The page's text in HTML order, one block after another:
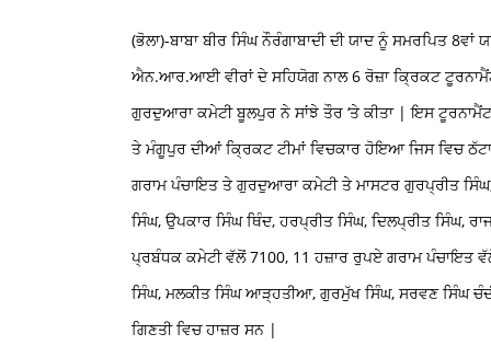
(ਭੋਲਾ)-ਬਾਬਾ ਬੀਰ ਸਿੰਘ ਨੌਰੰਗਾਬਾਦੀ ਦੀ ਯਾਦ ਨੂੰ ਸਮਰਪਿਤ
ਐਨ.ਆਰ.ਆਈ ਵੀਰਾਂ ਦੇ ਸਹਿਯੋਗ ਨਾਲ 6 ਰੋਜ਼ਾ ਕ੍ਰਿਕਟ
ਗੁਰਦੁਆਰਾ ਕਮੇਟੀ ਬੂਲਪੁਰ ਨੇ ਸਾਂਝੇ ਤੌਰ ‘ਤੇ ਕੀਤਾ | ਇਸ
ਤੇ ਮੰਗੂਪੁਰ ਦੀਆਂ ਕ੍ਰਿਕਟ ਟੀਮਾਂ ਵਿਚਕਾਰ ਹੋਇਆ ਜਿਸ ਵਿਚ
ਗਰਾਮ ਪੰਚਾਇਤ ਤੇ ਗੁਰਦੁਆਰਾ ਕਮੇਟੀ ਤੇ ਮਾਸਟਰ ਗੁਰਪ੍ਰੀਤ
ਸਿੰਘ, ਉਪਕਾਰ ਸਿੰਘ ਥਿੰਦ, ਹਰਪ੍ਰੀਤ ਸਿੰਘ, ਦਿਲਪ੍ਰੀਤ ਸਿੰਘ,
ਪ੍ਰਬੰਧਕ ਕਮੇਟੀ ਵੱਲੋਂ 7100, 11 ਹਜ਼ਾਰ ਰੁਪਏ ਗਰਾਮ ਪੰਚਾਇਤ
ਸਿੰਘ, ਮਲਕੀਤ ਸਿੰਘ ਆੜ੍ਹਤੀਆ, ਗੁਰਮੁੱਖ ਸਿੰਘ, ਸਰਵਣ ਸਿੰਘ
ਗਿਣਤੀ ਵਿਚ ਹਾਜ਼ਰ ਸਨ |